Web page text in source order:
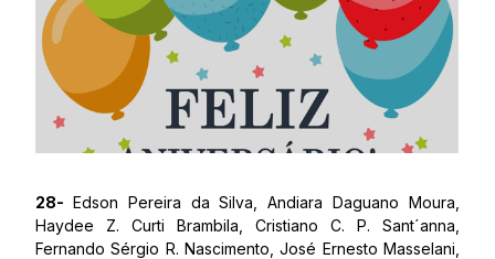
28- Edson Pereira da Silva, Andiara Daguano Moura,
Haydee Z. Curti Brambila, Cristiano C. P. Sant´anna,
Fernando Sérgio R. Nascimento, José Ernesto Masselani,